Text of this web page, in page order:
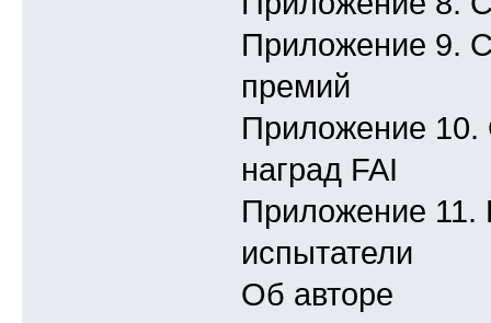
Приложение 9.
премий
Приложение 10.
наград FAI
Приложение
испытатели
Об авторе